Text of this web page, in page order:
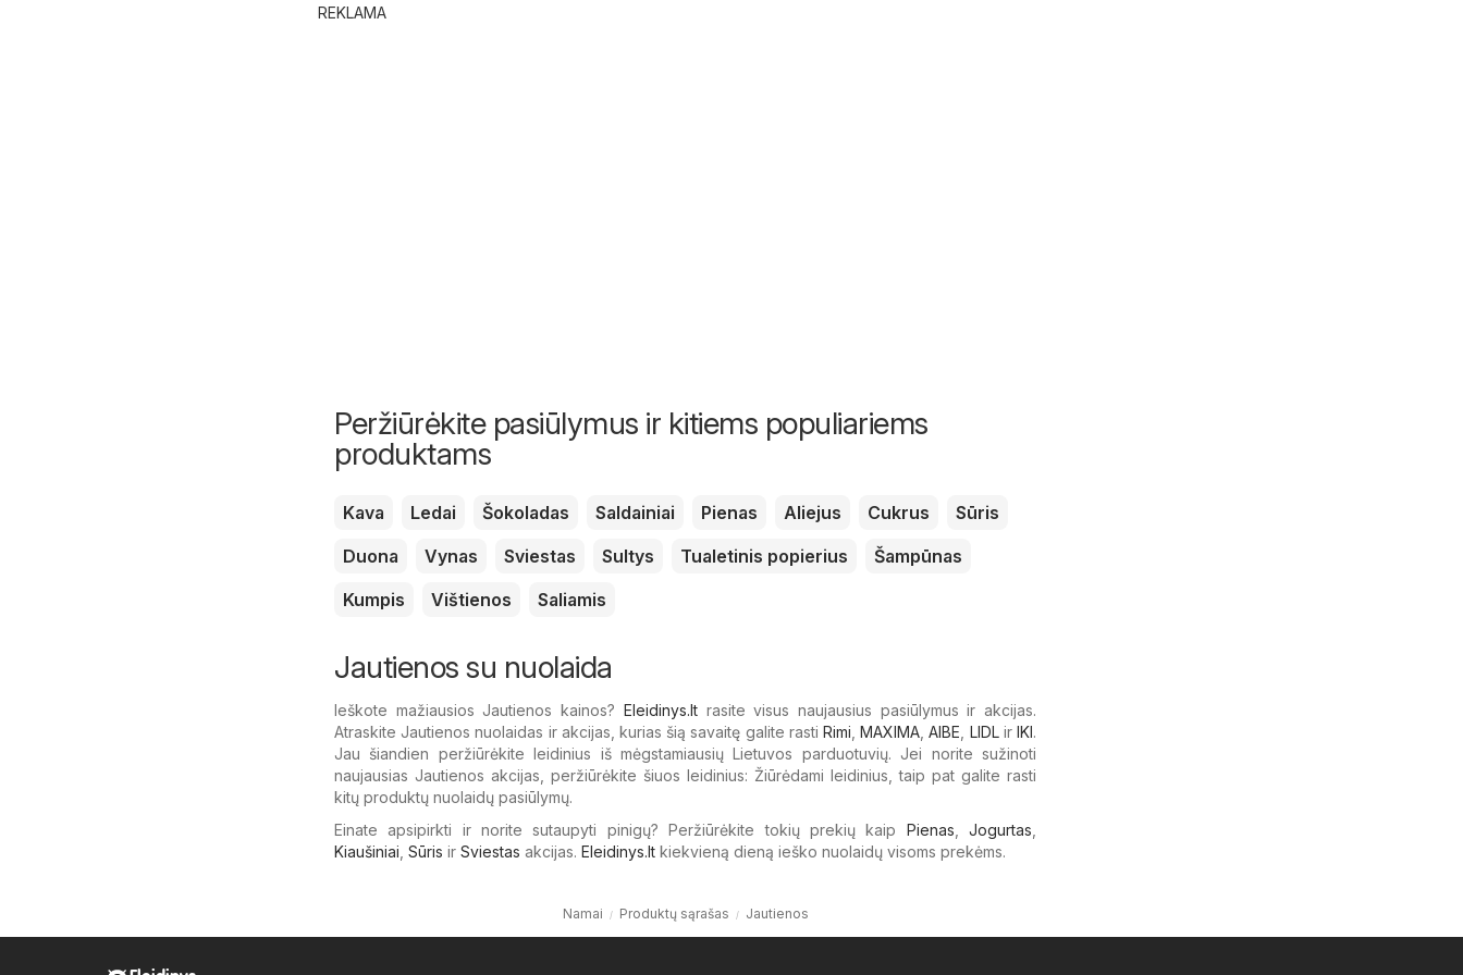
REKLAMA
Peržiūrėkite pasiūlymus ir kitiems populiariems
produktams
Kava Ledai Šokoladas Saldainiai Pienas Aliejus Cukrus
Sūris
Duona
Vynas Sviestas Sultys Tualetinis popierius
Šampūnas
Kumpis
Vištienos Saliamis
Jautienos su nuolaida
Ieškote mažiausios Jautienos kainos? Eleidinys.ltrasite visus naujausius pasiūlymus ir akcijas.
Atraskite Jautienos nuolaidas ir akcijas, kurias šią savaitę galite rasti Rimi ,MAXIMA ,AIBE LIDLirIKI.
Jau šiandien peržiūrėkite leidinius iš mėgstamiausių Lietuvos parduotuvių. Jei norite sužinoti
naujausias Jautienos akcijas, peržiūrėkite šiuos leidinius: Žiūrėdami leidinius, taip pat galite rasti
kitų produktų nuolaidų pasiūlymų.
Einate apsipirkti ir norite sutaupyti pinigų? Peržiūrėkite tokių prekių kaip Pienas ,Jogurtas
Kiaušiniai Sūris ir Sviestas akcijas. Eleidinys.lt kiekvieną dieną ieško nuolaidų visoms prekėms.
Namai Produktų sąrašas Jautienos